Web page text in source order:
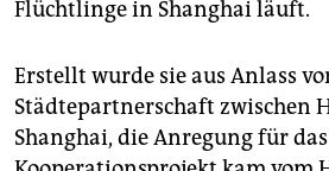
Flüchtlinge in Shanghai läuft.
Erstellt wurde sie aus Anlass
Städtepartnerschaft zwischen
Shanghai, die Anregung für das